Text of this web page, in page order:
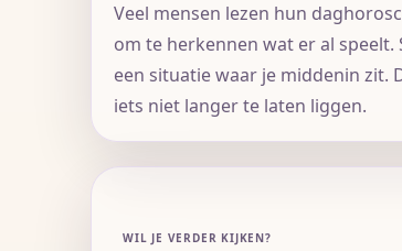
Veel mensen lezen hun
om te herkennen wat er al
een situatie waar je middenin zit.
iets niet langer te laten liggen.
WIL JE VERDER KIJKEN?